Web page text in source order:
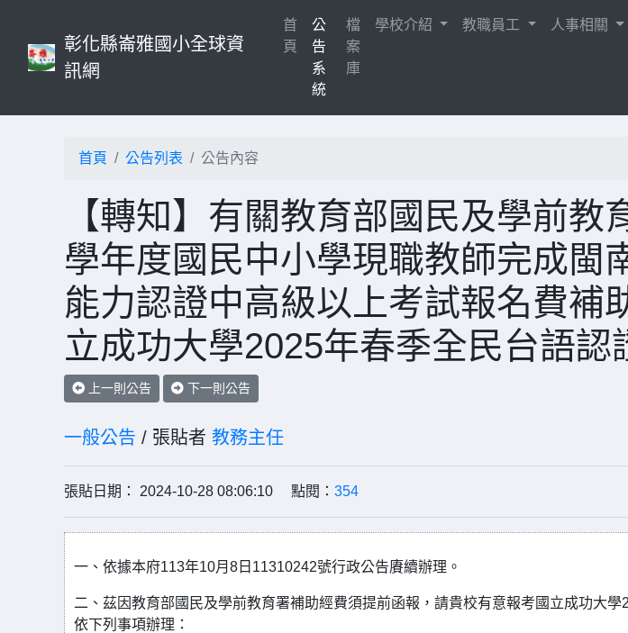
彰化縣崙雅國小全球資
訊網
首
頁 (current)
公
告
系
統
檔
案
庫
學校介紹 教職員工 人事相關
首頁 公告列表 公告內容
【轉知】有關教育部國民及學前教
學年度國民中小學現職教師完成閩
能力認證中高級以上考試報名費補
立成功大學2025年春季全民台語認
上一則公告 下一則公告
一般公告 / 張貼者 教務主任
張貼日期： 2024-10-28 08:06:10 點閱： 354
一、依據本府113年10月8日11310242號行政公告賡續辦理。
二、茲因教育部國民及學前教育署補助經費須提前函報，請貴校有意報考國立成功大
依下列事項辦理：